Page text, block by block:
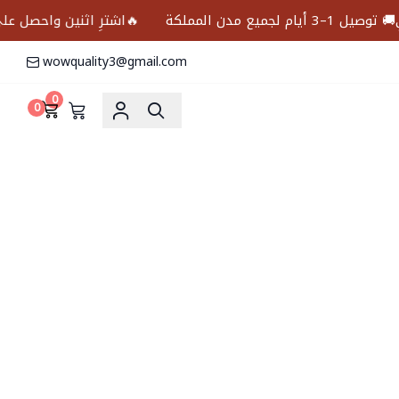
🔥اشترِ اثنين واحصل على الثالث
wowquality3@gmail.com
0
0